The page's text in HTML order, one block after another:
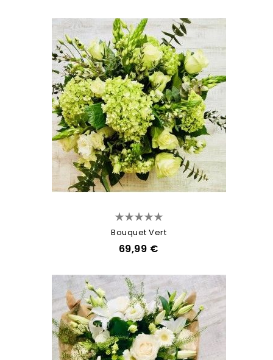
Bouquet Vert
69,99 €